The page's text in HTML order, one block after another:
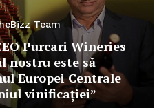
Team
Purcari Wineries
nostru este să
Europei Centrale
vinificației”